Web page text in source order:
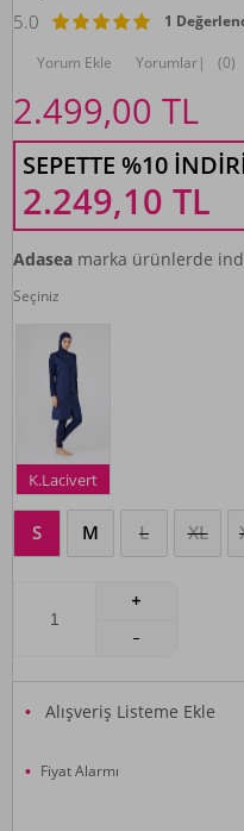
5.0 1
Yorum Ekle Yorumlar| (0)
2.499,00 TL
SEPETTE %10
2.249,10 TL
Adasea marka ürünlerde
Seçiniz
K.Lacivert
S M L XL
Alışveriş Listeme Ekle
Fiyat Alarmı